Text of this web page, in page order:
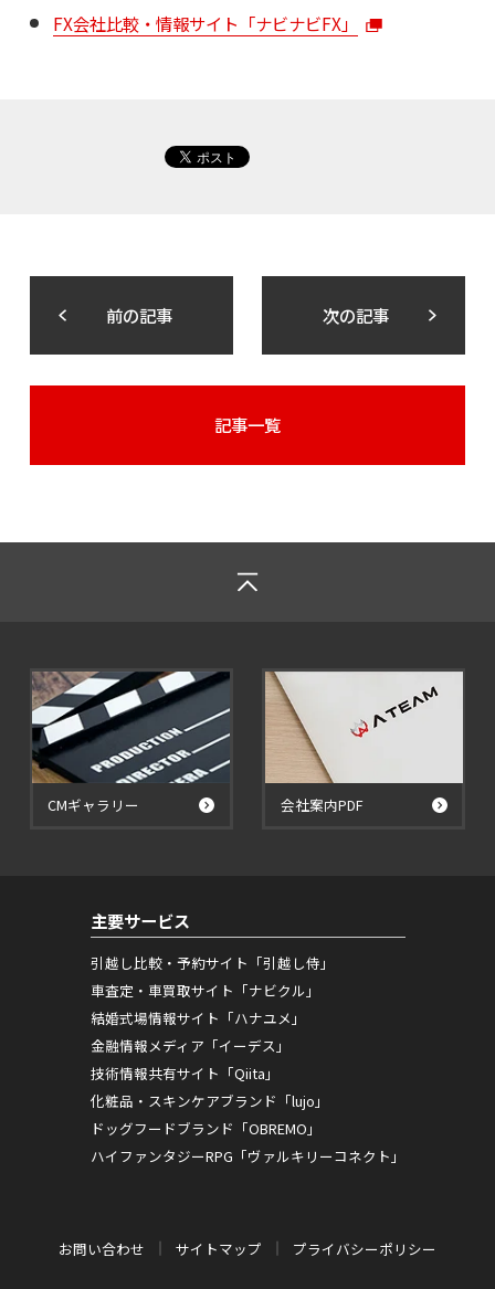
FX会社比較・情報サイト「ナビナビFX」
前の記事 次の記事
記事一覧
CMギャラリー 会社案内PDF
主要サービス
引越し比較・予約サイト「引越し侍」
車査定・車買取サイト「ナビクル」
結婚式場情報サイト「ハナユメ」
金融情報メディア「イーデス」
技術情報共有サイト「Qiita」
化粧品・スキンケアブランド「lujo」
ドッグフードブランド「OBREMO」
ハイファンタジーRPG「ヴァルキリーコネクト」
お問い合わせ サイトマップ プライバシーポリシー